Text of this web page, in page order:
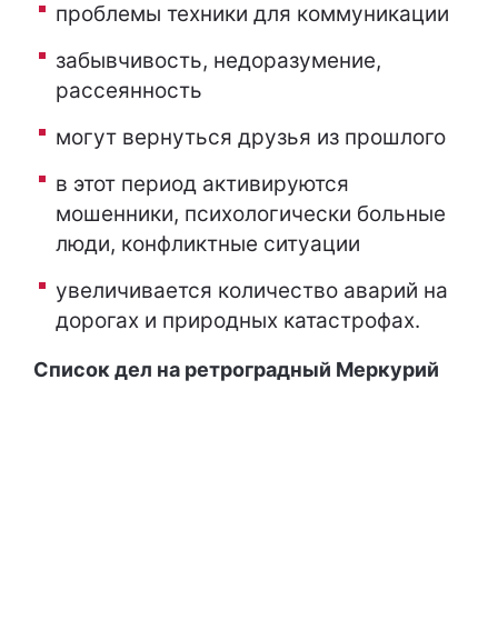
проблемы техники для коммуникации
забывчивость, недоразумение,
рассеянность
могут вернуться друзья из прошлого
в этот период активируются
мошенники, психологически больные
люди, конфликтные ситуации
увеличивается количество аварий на
дорогах и природных катастрофах.
Список дел на ретроградный Меркурий